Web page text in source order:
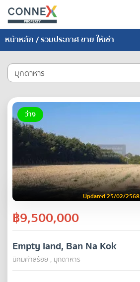
หน้าหลัก/ รวมประกาศ ขาย ให้เช่า
มุกดาหาร
ว่าง
Updated 25/02/2568
฿9,500,000
Empty land, Ban Na Kok
นิคมคำสร้อย , มุกดาหาร